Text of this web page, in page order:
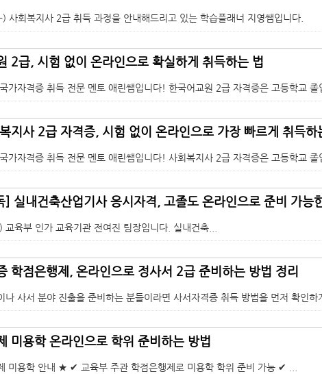
사회복지사 2급 취득 과정을 안내해드리고 있는 학습플래너 지영쌤입니다.
2급, 시험 없이 온라인으로 확실하게 취득하는 법
가자격증 취득 전문 멘토 애린쌤입니다! 한국어교원 2급 자격증은 고등학교 졸
지사 2급 자격증, 시험 없이 온라인으로 가장 빠르게 취득하
가자격증 취득 전문 멘토 애린쌤입니다! 사회복지사 2급 자격증은 고등학교 졸
] 실내건축산업기사 응시자격, 고졸도 온라인으로 준비 가능
교육부 인가 교육기관 전여진 팀장입니다. 실내건축...
학점은행제, 온라인으로 정사서 2급 준비하는 방법 정리
나 사서 분야 진출을 준비하는 분들이라면 사서자격증 취득 방법을 먼저 확인하
미용학 온라인으로 학위 준비하는 방법
미용학 안내 ★ ✔ 교육부 주관 학점은행제로 미용학 학위 준비 가능 ✔ ...